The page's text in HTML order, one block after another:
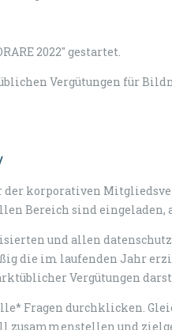
2022" gestartet.
Vergütungen für
der korporativen
Bereich sind eingeladen,
und allen
die im laufenden Jahr
Vergütungen
Fragen durchklicken.
zusammenstellen und